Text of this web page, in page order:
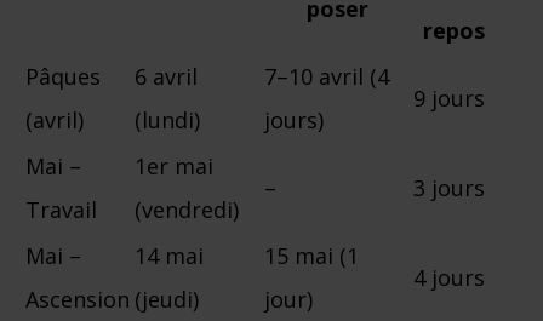
poser
repos
Pâques
(avril)
6 avril
(lundi)
7–10 avril (4
jours)
9 jours
Mai –
Travail
1er mai
(vendredi)
– 3 jours
Mai –
Ascension
14 mai
(jeudi)
15 mai (1
jour)
4 jours